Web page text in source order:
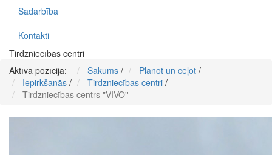
Sadarbība
Kontakti
Tirdzniecības centri
Aktīvā pozīcija:
Sākums / Plānot un ceļot /
Iepirkšanās / Tirdzniecības centri /
Tirdzniecības centrs "VIVO"